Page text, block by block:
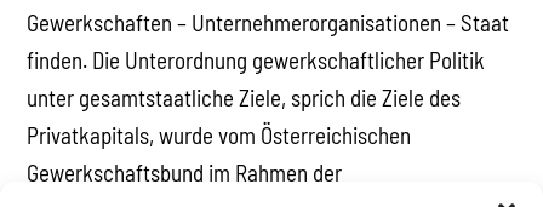
Gewerkschaften – Unternehmerorganisationen – Staat
finden. Die Unterordnung gewerkschaftlicher Politik
unter gesamtstaatliche Ziele, sprich die Ziele des
Privatkapitals, wurde vom Österreichischen
Gewerkschaftsbund im Rahmen der